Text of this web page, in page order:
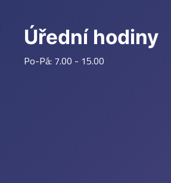
Úřední hodiny
Po-Pá: 7.00 - 15.00